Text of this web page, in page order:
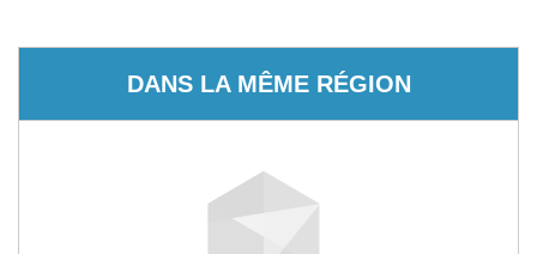
DANS LA MÊME RÉGION